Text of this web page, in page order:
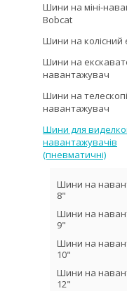
Шини на міні-
Bobcat
Шини на колісний
Шини на
навантажувач
Шини на
навантажувач
Шини для
навантажувачів
(пневматичні)
Шини на
8"
Шини на
9"
Шини на
10"
Шини на
12"